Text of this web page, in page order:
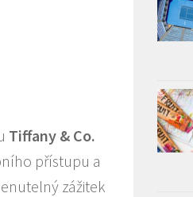
Tiffany & Co.
přístupu a
zážitek